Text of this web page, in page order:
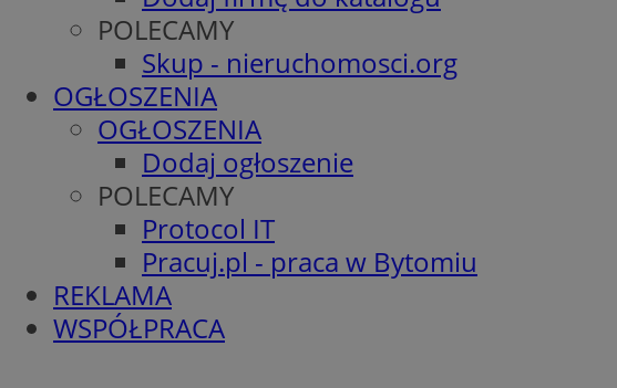
POLECAMY
Skup - nieruchomosci.org
OGŁOSZENIA
OGŁOSZENIA
Dodaj ogłoszenie
POLECAMY
Protocol IT
Pracuj.pl - praca w Bytomiu
REKLAMA
WSPÓŁPRACA